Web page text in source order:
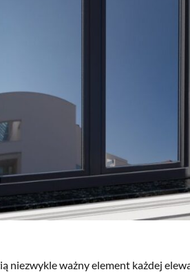
niezwykle ważny element każdej